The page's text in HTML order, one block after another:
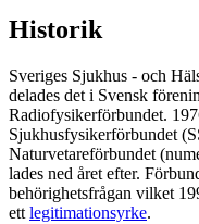
Historik
Sveriges Sjukhus - och
delades det i Svensk
Radiofysikerförbundet.
Sjukhusfysikerförbundet
Naturvetareförbundet
lades ned året efter.
behörighetsfrågan vilket
ett legitimationsyrke.